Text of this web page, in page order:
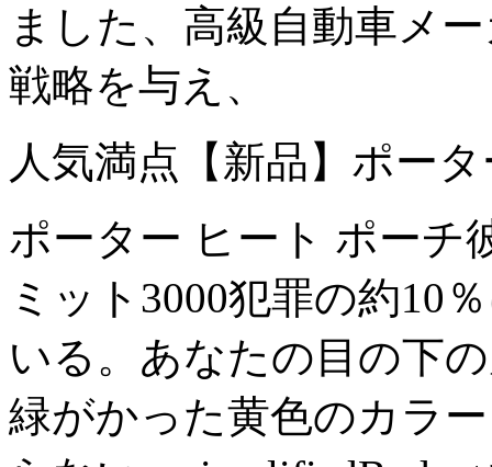
ました、高級自動車メ
戦略を与え、
人気満点【新品】ポー
ポーター ヒート ポーチ
ミット3000犯罪の約10
いる。あなたの目の下
緑がかった黄色のカラ